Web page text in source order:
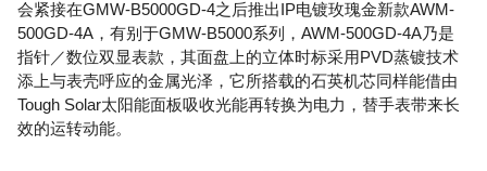
会紧接在GMW-B5000GD-4之后推出IP电镀玫瑰金新款AWM-
500GD-4A，有别于GMW-B5000系列，AWM-500GD-4A乃是
指针／数位双显表款，其面盘上的立体时标采用PVD蒸镀技术
添上与表壳呼应的金属光泽，它所搭载的石英机芯同样能借由
Tough Solar太阳能面板吸收光能再转换为电力，替手表带来长
效的运转动能。